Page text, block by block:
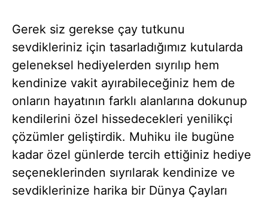
Gerek siz gerekse çay tutkunu
sevdikleriniz için tasarladığımız kutularda
geleneksel hediyelerden sıyrılıp hem
kendinize vakit ayırabileceğiniz hem de
onların hayatının farklı alanlarına dokunup
kendilerini özel hissedecekleri yenilikçi
çözümler geliştirdik. Muhiku ile bugüne
kadar özel günlerde tercih ettiğiniz hediye
seçeneklerinden sıyrılarak kendinize ve
sevdiklerinize harika bir Dünya Çayları